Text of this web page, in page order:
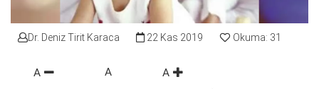
Dr. Deniz Tirit Karaca 22 Kas 2019 Okuma: 31
A A A